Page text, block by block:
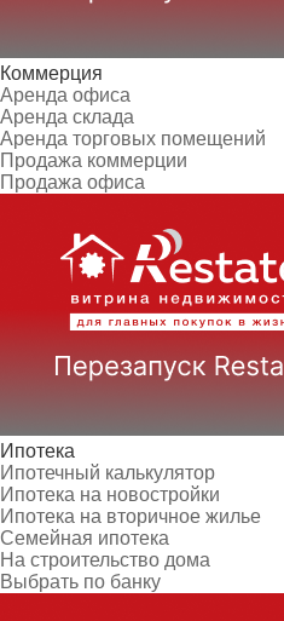
Коммерция
Аренда офиса
Аренда склада
Аренда торговых помещений
Продажа коммерции
Продажа офиса
Ипотека
Ипотечный калькулятор
Ипотека на новостройки
Ипотека на вторичное жилье
Семейная ипотека
На строительство дома
Выбрать по банку